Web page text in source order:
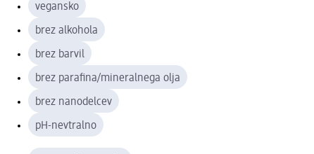
vegansko
brez alkohola
brez barvil
brez parafina/mineralnega olja
brez nanodelcev
pH-nevtralno